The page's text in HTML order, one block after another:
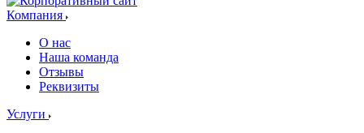
Компания
О нас
Наша команда
Отзывы
Реквизиты
Услуги